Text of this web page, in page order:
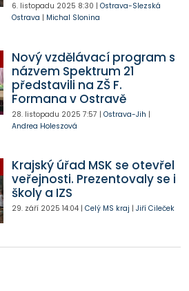
6. listopadu 2025 8:30 | Ostrava-Slezská
Ostrava | Michal Slonina
Nový vzdělávací program s
názvem Spektrum 21
představili na ZŠ F.
Formana v Ostravě
28. listopadu 2025 7:57 | Ostrava-Jih |
Andrea Holeszová
Krajský úřad MSK se otevřel
veřejnosti. Prezentovaly se i
školy a IZS
29. září 2025 14:04| Celý MS kraj | Jiří Cileček